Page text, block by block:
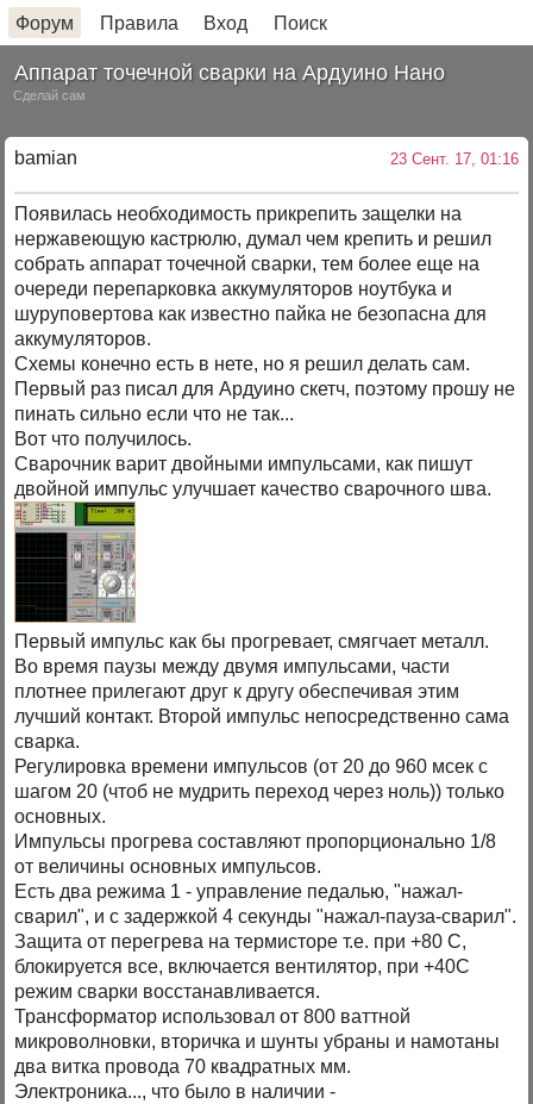
Форум Правила Вход Поиск
Аппарат точечной сварки на Ардуино Нано
Сделай сам
bamian 23 Сент. 17, 01:16
Появилась необходимость прикрепить защелки на
нержавеющую кастрюлю, думал чем крепить и решил
собрать аппарат точечной сварки, тем более еще на
очереди перепарковка аккумуляторов ноутбука и
шуруповертова как известно пайка не безопасна для
аккумуляторов.
Схемы конечно есть в нете, но я решил делать сам.
Первый раз писал для Ардуино скетч, поэтому прошу не
пинать сильно если что не так...
Вот что получилось.
Сварочник варит двойными импульсами, как пишут
двойной импульс улучшает качество сварочного шва.
Первый импульс как бы прогревает, смягчает металл.
Во время паузы между двумя импульсами, части
плотнее прилегают друг к другу обеспечивая этим
лучший контакт. Второй импульс непосредственно сама
сварка.
Регулировка времени импульсов (от 20 до 960 мсек с
шагом 20 (чтоб не мудрить переход через ноль)) только
основных.
Импульсы прогрева составляют пропорционально 1/8
от величины основных импульсов.
Есть два режима 1 - управление педалью, "нажал-
сварил", и с задержкой 4 секунды "нажал-пауза-сварил".
Защита от перегрева на термисторе т.е. при +80 С,
блокируется все, включается вентилятор, при +40С
режим сварки восстанавливается.
Трансформатор использовал от 800 ваттной
микроволновки, вторичка и шунты убраны и намотаны
два витка провода 70 квадратных мм.
Электроника..., что было в наличии -